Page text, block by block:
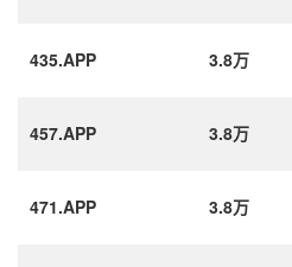
435.APP 3.8万
457.APP 3.8万
471.APP 3.8万